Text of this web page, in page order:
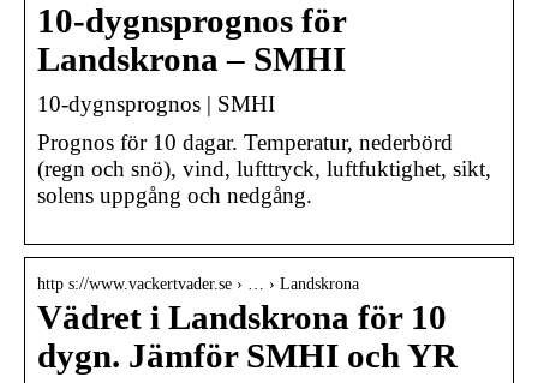
10-dygnsprognos för
Landskrona – SMHI
10-dygnsprognos | SMHI
Prognos för 10 dagar. Temperatur, nederbörd
(regn och snö), vind, lufttryck, luftfuktighet, sikt,
solens uppgång och nedgång.
http s://www.vackertvader.se › … › Landskrona
Vädret i Landskrona för 10
dygn. Jämför SMHI och YR